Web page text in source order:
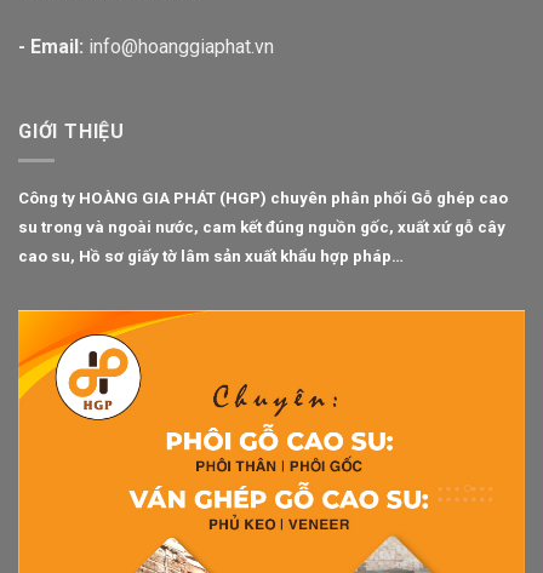
- Email: info@hoanggiaphat.vn
GIỚI THIỆU
Công ty HOÀNG GIA PHÁT (HGP) chuyên phân phối Gỗ ghép cao
su trong và ngoài nước, cam kết đúng nguồn gốc, xuất xứ gỗ cây
cao su, Hồ sơ giấy tờ lâm sản xuất khẩu hợp pháp…